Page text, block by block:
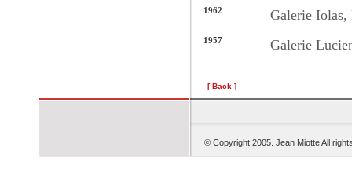
1962 Galerie
1957 Galerie
[ Back ]
© Copyright 2005.